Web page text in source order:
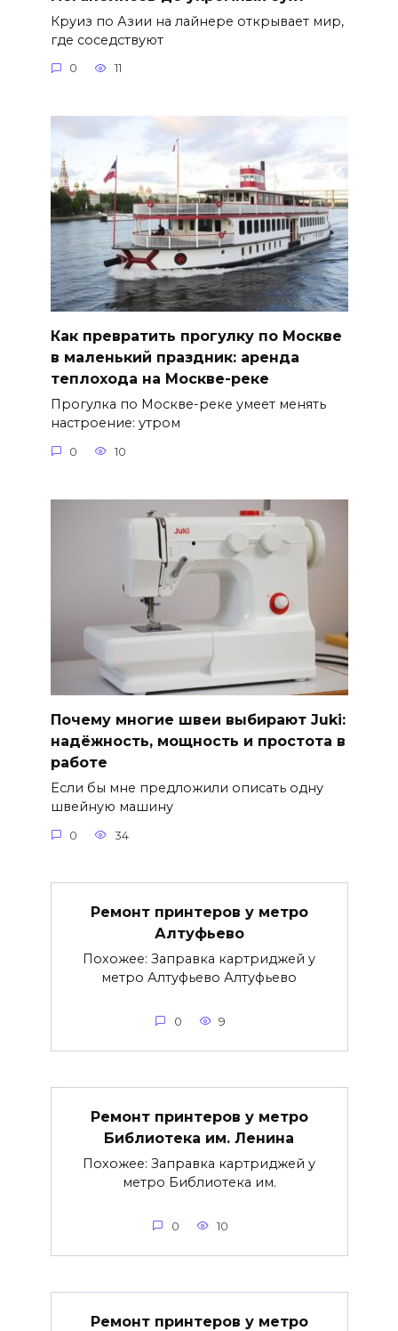
Круиз по Азии на лайнере открывает мир,
где соседствуют
0 11
Как превратить прогулку по Москве
в маленький праздник: аренда
теплохода на Москве-реке
Прогулка по Москве-реке умеет менять
настроение: утром
0 10
Почему многие швеи выбирают Juki:
надёжность, мощность и простота в
работе
Если бы мне предложили описать одну
швейную машину
0 34
Ремонт принтеров у метро
Алтуфьево
Похожее: Заправка картриджей у
метро Алтуфьево Алтуфьево
0 9
Ремонт принтеров у метро
Библиотека им. Ленина
Похожее: Заправка картриджей у
метро Библиотека им.
0 10
Ремонт принтеров у метро